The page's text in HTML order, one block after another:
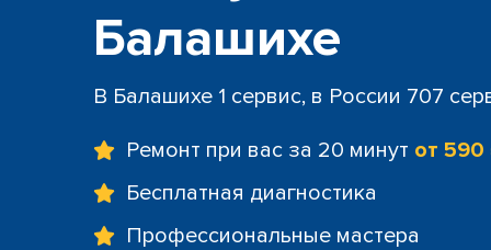
Балашихе
В Балашихе 1 сервис, в России 707
Ремонт при вас за 20 минут от 590
Бесплатная диагностика
Профессиональные мастера